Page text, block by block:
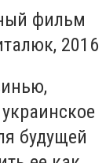
фильм
2016
будущей